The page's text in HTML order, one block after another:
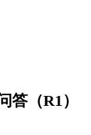
答（R1）